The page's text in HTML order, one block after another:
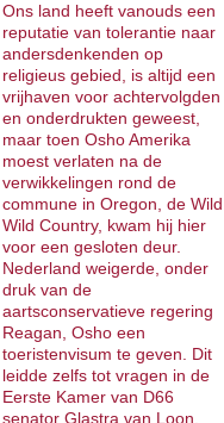
Ons land heeft vanouds een
reputatie van tolerantie naar
andersdenkenden op
religieus gebied, is altijd een
vrijhaven voor achtervolgden
en onderdrukten geweest,
maar toen Osho Amerika
moest verlaten na de
verwikkelingen rond de
commune in Oregon, de Wild
Wild Country, kwam hij hier
voor een gesloten deur.
Nederland weigerde, onder
druk van de
aartsconservatieve regering
Reagan, Osho een
toeristenvisum te geven. Dit
leidde zelfs tot vragen in de
Eerste Kamer van D66
senator Glastra van Loon.